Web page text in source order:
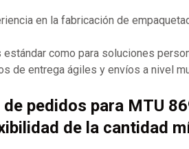
en la fabricación de
estándar como para soluciones
de entrega ágiles y envíos a nivel
pedidos para MTU
de la cantidad